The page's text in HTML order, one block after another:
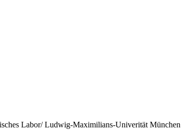
Labor/ Ludwig-Maximilians-Univerität München